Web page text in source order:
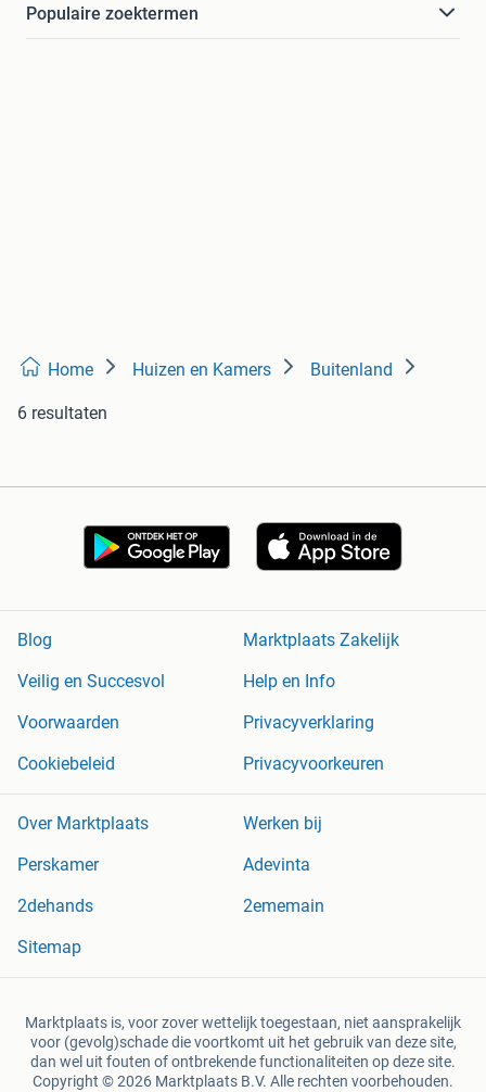
Populaire zoektermen
Home Huizen en Kamers Buitenland
6 resultaten
Blog
Marktplaats Zakelijk
Veilig en Succesvol
Help en Info
Voorwaarden
Privacyverklaring
Cookiebeleid
Privacyvoorkeuren
Over Marktplaats
Werken bij
Perskamer
Adevinta
2dehands
2ememain
Sitemap
Marktplaats is, voor zover wettelijk toegestaan, niet aansprakelijk
voor (gevolg)schade die voortkomt uit het gebruik van deze site,
dan wel uit fouten of ontbrekende functionaliteiten op deze site.
Copyright © 2026 Marktplaats B.V. Alle rechten voorbehouden.